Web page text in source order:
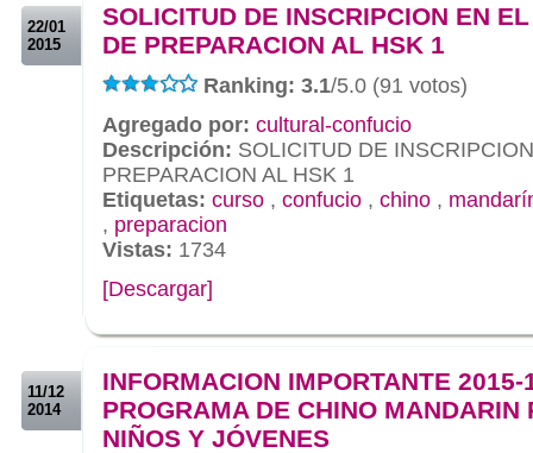
22/01
2015
SOLICITUD DE INSCRIPCION EN
DE PREPARACION AL HSK 1
Ranking: 3.1/5.0 (91 votos)
Agregado por: cultural-confucio
Descripción: SOLICITUD DE
PREPARACION AL HSK 1
Etiquetas: curso , confucio , chino ,
, preparacion
Vistas: 1734
[Descargar]
11/12
2014
INFORMACION IMPORTANTE 2015-
PROGRAMA DE CHINO MANDARIN
NIÑOS Y JÓVENES